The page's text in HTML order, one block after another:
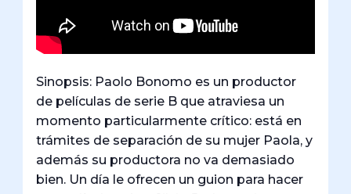
Sinopsis: Paolo Bonomo es un productor
de películas de serie B que atraviesa un
momento particularmente crítico: está en
trámites de separación de su mujer Paola, y
además su productora no va demasiado
bien. Un día le ofrecen un guion para hacer